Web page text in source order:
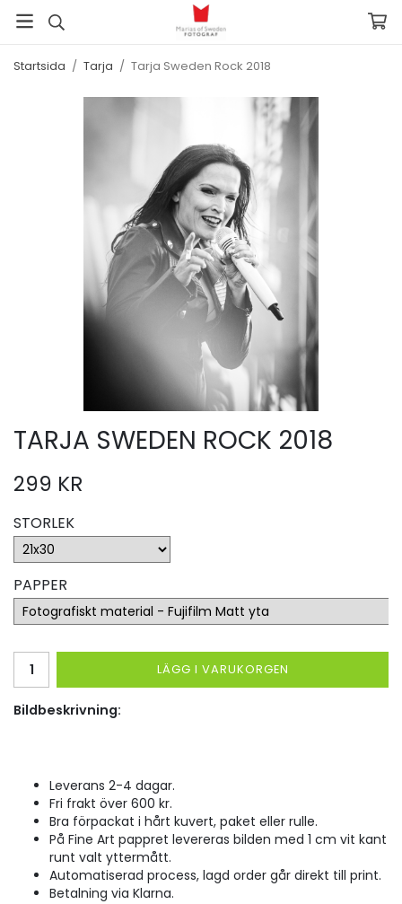
Startsida / Tarja / Tarja Sweden Rock 2018
TARJA SWEDEN ROCK 2018
299 KR
STORLEK
PAPPER
LÄGG I VARUKORGEN
Bildbeskrivning:
Leverans 2-4 dagar.
Fri frakt över 600 kr.
Bra förpackat i hårt kuvert, paket eller rulle.
På Fine Art pappret levereras bilden med 1 cm vit kant
runt valt yttermått.
Automatiserad process, lagd order går direkt till print.
Betalning via Klarna.